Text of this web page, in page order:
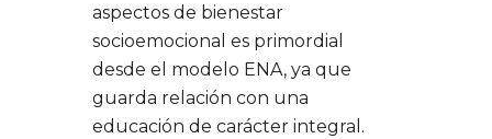
aspectos de bienestar
socioemocional es primordial
desde el modelo ENA, ya que
guarda relación con una
educación de carácter integral.